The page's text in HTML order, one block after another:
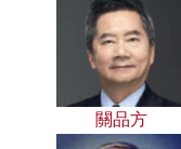
關品方